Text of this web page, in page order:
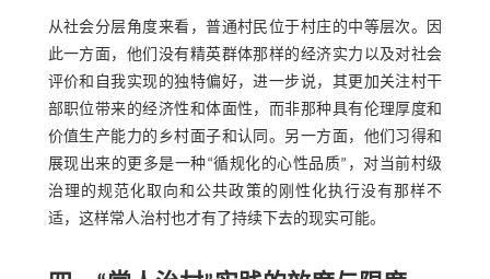
从社会分层角度来看，普通村民位于村庄的中等层次。因
此一方面，他们没有精英群体那样的经济实力以及对社会
评价和自我实现的独特偏好，进一步说，其更加关注村干
部职位带来的经济性和体面性，而非那种具有伦理厚度和
价值生产能力的乡村面子和认同。另一方面，他们习得和
展现出来的更多是一种“循规化的心性品质”，对当前村级
治理的规范化取向和公共政策的刚性化执行没有那样不
适，这样常人治村也才有了持续下去的现实可能。